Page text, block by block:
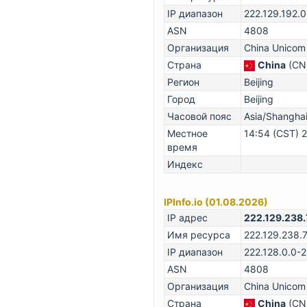
IP диапазон
ASN
4808
Организация
China
Страна
China
Регион
Beijing
Город
Beijing
Часовой пояс
Asia/
Местное
время
14:54 (CST)
Индекс
IPInfo.io (01.08.2026)
IP адрес
Имя ресурса
IP диапазон
222.128.0.0-
ASN
4808
Организация
China
Страна
China